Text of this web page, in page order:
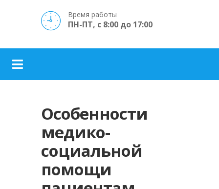
Время работы
ПН-ПТ, с 8:00 до 17:00
Особенности
медико-
социальной
помощи